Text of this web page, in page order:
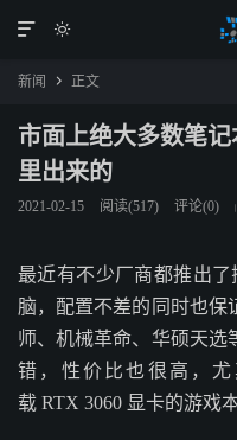


新闻  正文
市面上绝大多数笔
里出来的
2021-02-15 阅读(517) 评论(0)
最近有不少厂商都推出
脑，配置不差的同时也保
师、机械革命、华硕天选
错，性价比也很高，
载 RTX 3060 显卡的游戏